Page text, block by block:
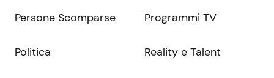
Persone Scomparse
Politica
Programmi TV
Reality e Talent